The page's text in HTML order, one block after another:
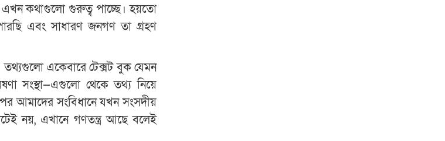
এখন কথাগুলো গুরুত্ব পাচ্ছে। হয়তো
এবং সাধারণ জনগণ তা গ্রহণ
তথ্যগুলো একেবারে টেক্সট বুক যেমন
সংস্থা—এগুলো থেকে তথ্য নিয়ে
আমাদের সংবিধানে যখন সংসদীয়
নয়, এখানে গণতন্ত্র আছে বলেই